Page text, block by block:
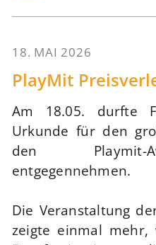
18. MAI 2026
PlayMit
Am 18.05. durfte
Urkunde für den
den Playmit-
entgegennehmen.
Die Veranstaltung
zeigte einmal mehr,